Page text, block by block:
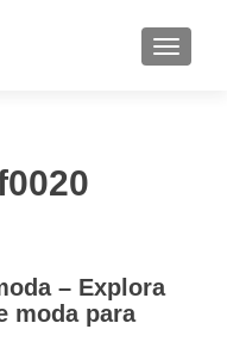
– Explora
moda para